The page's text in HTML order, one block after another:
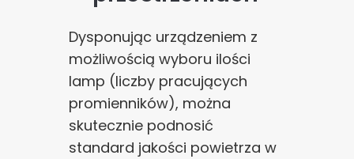
Dysponując urządzeniem z
możliwością wyboru ilości
lamp (liczby pracujących
promienników), można
skutecznie podnosić
standard jakości powietrza w